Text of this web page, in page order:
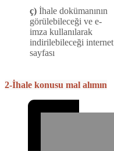
ç) İhale dokümanının
görülebileceği ve e-
imza kullanılarak
indirilebileceği internet
sayfası
2-İhale konusu mal alımın